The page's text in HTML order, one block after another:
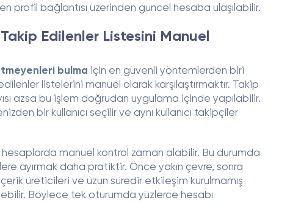
profil bağlantısı üzerinden güncel hesaba ulaşılabilir.
Edilenler Listesini Manuel
bulma için en güvenli yöntemlerden biri
listelerini manuel olarak karşılaştırmaktır. Takip
azsa bu işlem doğrudan uygulama içinde yapılabilir.
bir kullanıcı seçilir ve aynı kullanıcı takipçiler
hesaplarda manuel kontrol zaman alabilir. Bu durumda
ayırmak daha pratiktir. Önce yakın çevre, sonra
üreticileri ve uzun süredir etkileşim kurulmamış
Böylece tek oturumda yüzlerce hesabı